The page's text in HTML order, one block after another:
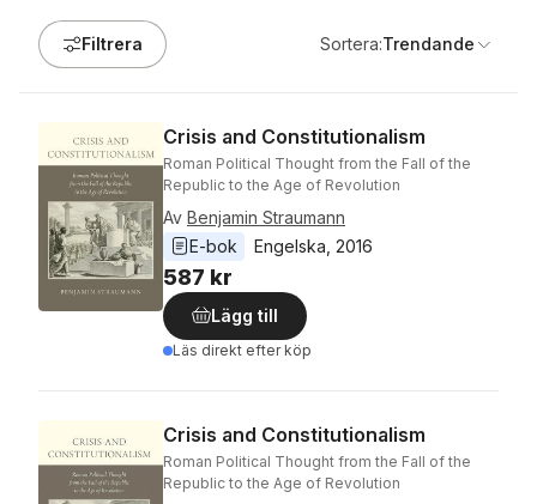
Filtrera Sortera:Trendande
Crisis and Constitutionalism
Roman Political Thought from the Fall of the
Republic to the Age of Revolution
Av Benjamin Straumann
E-bok
Engelska 2016
587 kr
Lägg till
Läs direkt efter köp
Crisis and Constitutionalism
Roman Political Thought from the Fall of the
Republic to the Age of Revolution